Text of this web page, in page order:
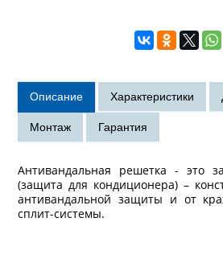
Антивандальная решетка - это
(защита для кондиционера) –
антивандальной защиты и от
сплит-системы.